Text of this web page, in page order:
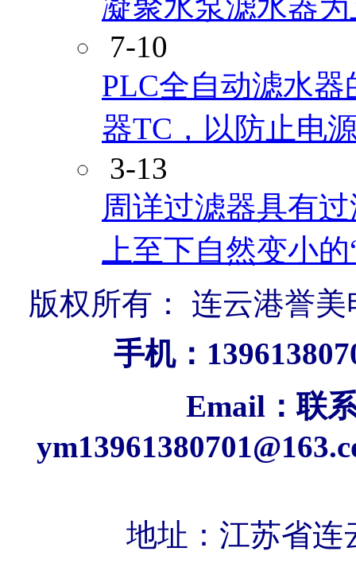
凝聚水泵滤水器
7-10
PLC全自动滤水
器TC，以防止电
3-13
周详过滤器具有
上至下自然变小
版权所有： 连云港誉
手机：
Email：联
地址： 江苏省连